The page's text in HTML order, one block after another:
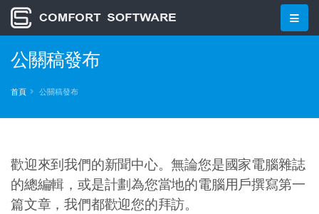
公關稿發布
首頁 公關稿發布
歡迎來到我們的新聞中心。無論您是國家電腦雜誌
的總編輯，或是計劃為您當地的電腦用戶撰寫第一
篇文章，我們都歡迎您的拜訪。